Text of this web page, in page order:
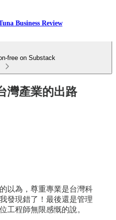
Business Review
free on Substack
灣產業的出路
以為，尊重專業是台灣科
發現錯了！最後還是管理
工程師無限感慨的說。